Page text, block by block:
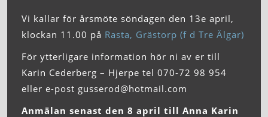
Vi kallar för årsmöte söndagen den 13e april,
klockan 11.00 på Rasta, Grästorp (f d Tre Älgar)
För ytterligare information hör ni av er till
Karin Cederberg – Hjerpe tel 070-72 98 954
eller e-post gusserod@hotmail.com
Anmälan senast den 8 april till Anna Karin